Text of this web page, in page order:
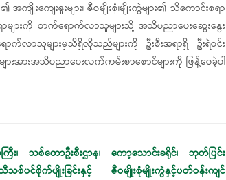
ျိုးကျေးဇူးများ၊ ဇီဝမျိုးစုံ၊မျိုးကွဲများ၏ သိကောင်းစရာ
ာများကို တက်ရောက်လာသူများသို့ အသိပညာပေးဆွေးနွေး
လာသူများမှသိရှိလိုသည်များကို ဦးစီးအရာရှိ ဦးရဲဝင်း
းအားအသိပညာပေးလက်ကမ်းစာစောင်များကို ဖြန့်ဝေခဲ့ပါ
ြီး၊ သစ်တောဦးစီးဌာန၊ ကော့သောင်းခရိုင်၊ ဘုတ်ပြင်း
ပင်စိုက်ပျိုးခြင်းနှင့် ဇီဝမျိုးစုံမျိုးကွဲနှင့်ပတ်ဝန်းကျင်